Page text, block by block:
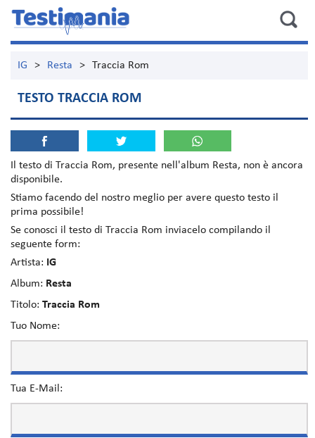
IG > Resta > Traccia Rom
TESTO TRACCIA ROM
Il testo di Traccia Rom, presente nell'album Resta, non è ancora
disponibile.
Stiamo facendo del nostro meglio per avere questo testo il
prima possibile!
Se conosci il testo di Traccia Rom inviacelo compilando il
seguente form:
Artista: IG
Album: Resta
Titolo: Traccia Rom
Tuo Nome:
Tua E-Mail: